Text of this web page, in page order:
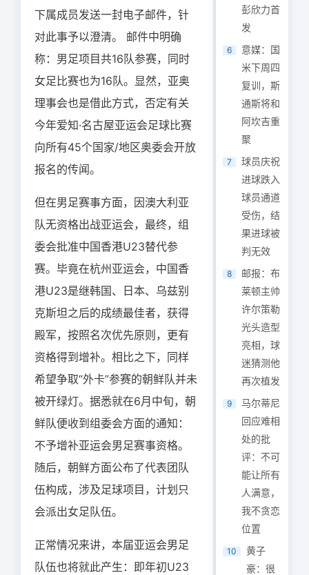
下属成员发送一封电子邮件，针
对此事予以澄清。 邮件中明确
称：男足项目共16队参赛，同时
女足比赛也为16队。显然，亚奥
理事会也是借此方式，否定有关
今年爱知·名古屋亚运会足球比赛
向所有45个国家/地区奥委会开放
报名的传闻。
但在男足赛事方面，因澳大利亚
队无资格出战亚运会，最终，组
委会批准中国香港U23替代参
赛。毕竟在杭州亚运会，中国香
港U23是继韩国、日本、乌兹别
克斯坦之后的成绩最佳者，获得
殿军，按照名次优先原则，更有
资格得到增补。相比之下，同样
希望争取“外卡”参赛的朝鲜队并未
被开绿灯。据悉就在6月中旬，朝
鲜队便收到组委会方面的通知：
不予增补亚运会男足赛事资格。
随后，朝鲜方面公布了代表团队
伍构成，涉及足球项目，计划只
会派出女足队伍。
正常情况来讲，本届亚运会男足
队伍也将就此产生：即年初U23
彭欣力首
发
6
意媒：国
米下周四
复训，斯
通斯将和
阿坎吉重
聚
7
球员庆祝
进球跌入
球员通道
受伤，结
果进球被
判无效
8
邮报：布
莱顿主帅
许尔策勒
光头造型
亮相，球
迷猜测他
再次植发
9
马尔蒂尼
回应难相
处的批
评：不可
能让所有
人满意，
我不贪恋
位置
10
黄子
豪：很